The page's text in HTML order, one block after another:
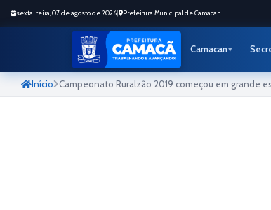
sexta-feira, 07 de agosto de 2026 Prefeitura Municipal de Camacan
Camacan
Início Campeonato Ruralzão 2019 começou em grande